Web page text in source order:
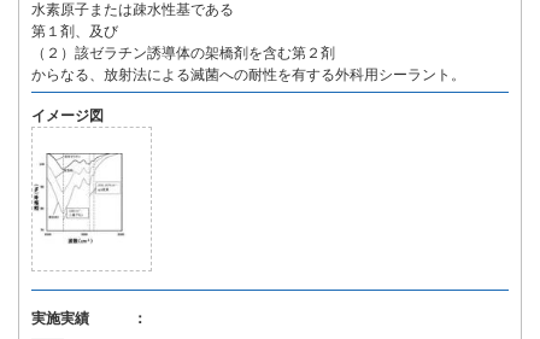
水素原子または疎水性基である
第１剤、及び
（２）該ゼラチン誘導体の架橋剤を含む第２剤
からなる、放射法による滅菌への耐性を有する外科用シーラント。
イメージ図
実施実績 ：